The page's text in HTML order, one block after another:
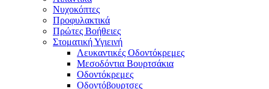
Νυχοκόπτες
Προφυλακτικά
Πρώτες Βοήθειες
Στοματική Υγιεινή
Λευκαντικές Οδοντόκρεμες
Μεσοδόντια Βουρτσάκια
Οδοντόκρεμες
Οδοντόβουρτσες